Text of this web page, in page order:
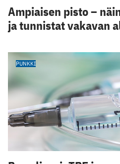
Ampiaisen pisto –
ja tunnistat vakavan
PUNKKI